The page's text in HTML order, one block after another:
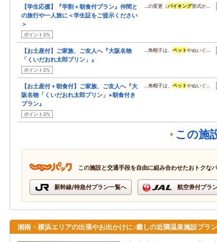
【学生応援】『学割＋朝食付プラン』仲間と
の旅行や一人旅に＜学生証をご提示ください
＞
ポイント2%
…の変更（バイキング形式か…
【お土産付】ご家族、ご友人へ『大阪名物
「くいだおれ太郎プリン」』
ポイント2%
…角帽子は、 ペットやぬいぐ…
【お土産付＋朝食付】ご家族、ご友人へ『大
阪名物「くいだおれ太郎プリン」+朝食付き
プラン』
ポイント2%
…角帽子は、 ペットやぬいぐ…
この施
この施設と交通手段を自由に組み合わせたおトクな
新幹線/特急付プラン一覧へ 航空券付プラ
湘南・横浜エリアの出張やお出かけに♪癒しの近隣温泉施設プラ